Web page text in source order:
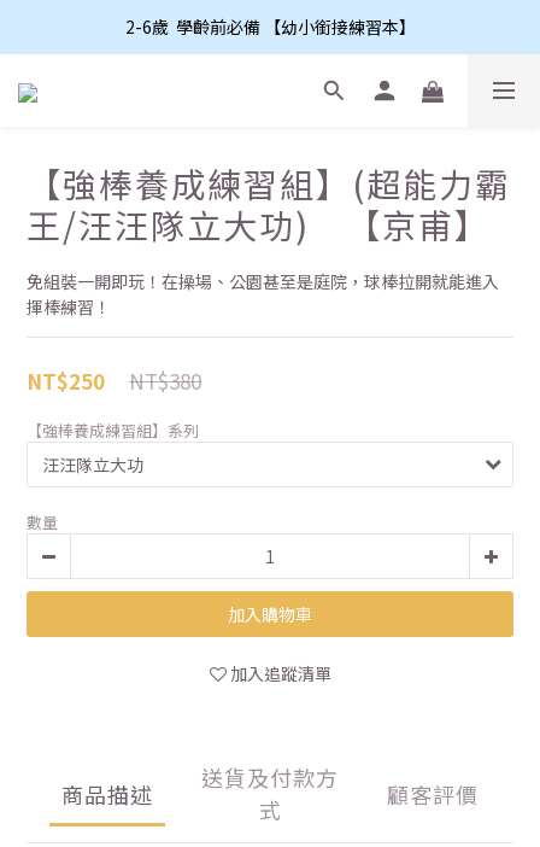
2-6歲  學齡前必備 【幼小銜接練習本】
【強棒養成練習組】(超能力霸
王/汪汪隊立大功) 【京甫】
免組裝一開即玩！在操場、公園甚至是庭院，球棒拉開就能進入
揮棒練習！
NT$380
NT$250
【強棒養成練習組】系列
數量
加入購物車
加入追蹤清單
商品描述
送貨及付款方
式
顧客評價